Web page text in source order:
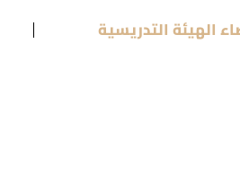
الهيئة التدريسية